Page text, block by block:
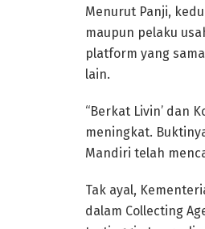
Menurut Panji,
maupun pelaku
platform yang
lain.
“Berkat Livin’ dan
meningkat.
Mandiri telah
Tak ayal,
dalam Collecting